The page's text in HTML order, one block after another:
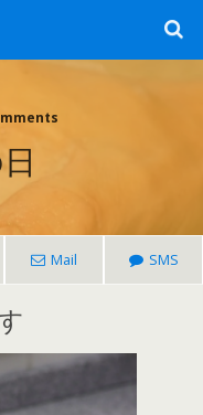
ひまわり畑 sunflower-field
Mail SMS